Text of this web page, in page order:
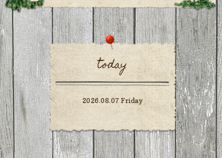
today
2026.08.07 Friday